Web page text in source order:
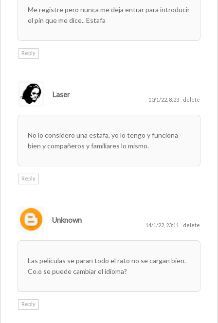
Me registre pero nunca me deja entrar para introducir
el pin que me dice.. Estafa
Reply
Laser
10/1/22, 8:23 delete
No lo considero una estafa, yo lo tengo y funciona
bien y compañeros y familiares lo mismo.
Reply
Unknown
14/1/22, 23:11 delete
Las películas se paran todo el rato no se cargan bien.
Co.o se puede cambiar el idioma?
Reply